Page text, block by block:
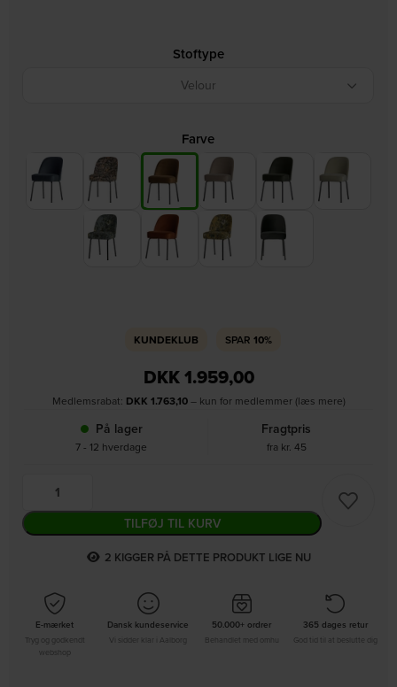
Stoftype
Velour
Farve
KUNDEKLUB SPAR 10%
DKK1.959,00
Medlemsrabat: DKK 1.763,10– kun for medlemmer (læs mere)
På lager
7 - 12 hverdage
Fragtpris
fra kr. 45
TILFØJ TIL KURV
2 KIGGER PÅ DETTE PRODUKT LIGE NU
E-mærket
Tryg og godkendt
Dansk kundeservice
Vi sidder klar i Aalborg
50.000+ ordrer
Behandlet med omhu
365 dages retur
God tid til at beslutte dig